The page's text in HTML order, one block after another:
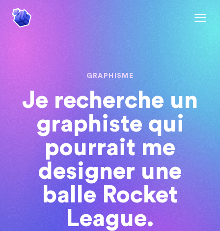
GRAPHISME
Je recherche un
graphiste qui
pourrait me
designer une
balle Rocket
League.